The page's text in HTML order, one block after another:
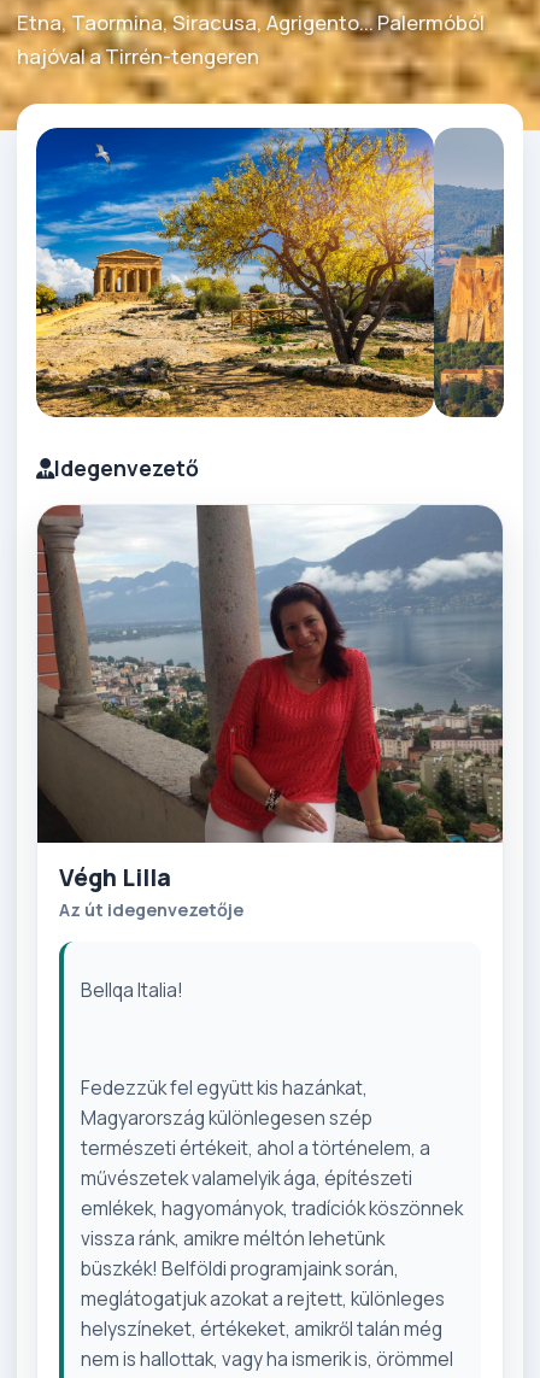
Etna, Taormina, Siracusa, Agrigento... Palermóból
hajóval a Tirrén-tengeren
Idegenvezető
Végh Lilla
Az út idegenvezetője
Bellqa Italia!
Fedezzük fel együtt kis hazánkat,
Magyarország különlegesen szép
természeti értékeit, ahol a történelem, a
művészetek valamelyik ága, építészeti
emlékek, hagyományok, tradíciók köszönnek
vissza ránk, amikre méltón lehetünk
büszkék! Belföldi programjaink során,
meglátogatjuk azokat a rejtett, különleges
helyszíneket, értékeket, amikről talán még
nem is hallottak, vagy ha ismerik is, örömmel